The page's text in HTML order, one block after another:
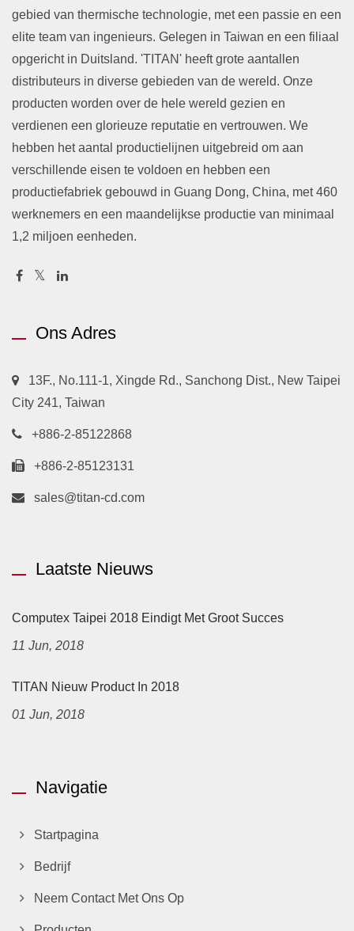
gebied van thermische technologie, met een passie en een
elite team van ingenieurs. Gelegen in Taiwan en een filiaal
opgericht in Duitsland. 'TITAN' heeft grote aantallen
distributeurs in diverse gebieden van de wereld. Onze
producten worden over de hele wereld gezien en
verdienen een glorieuze reputatie en vertrouwen. We
hebben het aantal productielijnen uitgebreid om aan
verschillende eisen te voldoen en hebben een
productiefabriek gebouwd in Guang Dong, China, met 460
werknemers en een maandelijkse productie van minimaal
1,2 miljoen eenheden.
Ons Adres
13F., No.111-1, Xingde Rd., Sanchong Dist., New Taipei
City 241, Taiwan
+886-2-85122868
+886-2-85123131
sales@titan-cd.com
Laatste Nieuws
Computex Taipei 2018 Eindigt Met Groot Succes
11 Jun, 2018
TITAN Nieuw Product In 2018
01 Jun, 2018
Navigatie
Startpagina
Bedrijf
Neem Contact Met Ons Op